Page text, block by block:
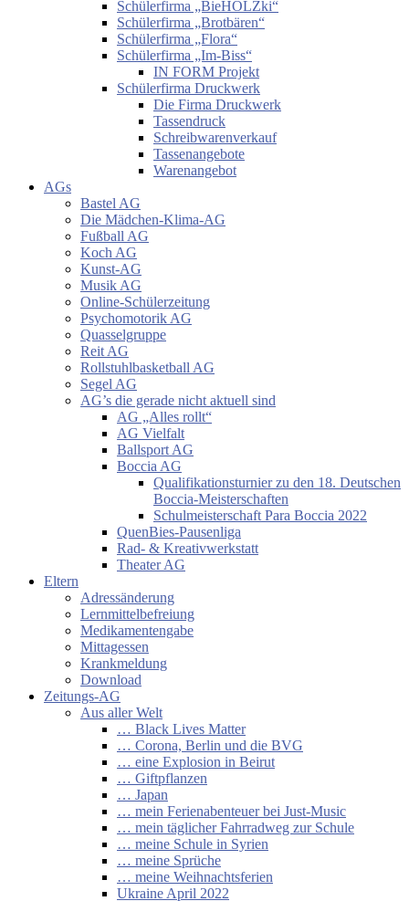
Schülerfirma „BieHOLZki“
Schülerfirma „Brotbären“
Schülerfirma „Flora“
Schülerfirma „Im-Biss“
IN FORM Projekt
Schülerfirma Druckwerk
Die Firma Druckwerk
Tassendruck
Schreibwarenverkauf
Tassenangebote
Warenangebot
AGs
Bastel AG
Die Mädchen-Klima-AG
Fußball AG
Koch AG
Kunst-AG
Musik AG
Online-Schülerzeitung
Psychomotorik AG
Quasselgruppe
Reit AG
Rollstuhlbasketball AG
Segel AG
AG’s die gerade nicht aktuell sind
AG „Alles rollt“
AG Vielfalt
Ballsport AG
Boccia AG
Qualifikationsturnier zu den 18. Deutschen
Boccia-Meisterschaften
Schulmeisterschaft Para Boccia 2022
QuenBies-Pausenliga
Rad- & Kreativwerkstatt
Theater AG
Eltern
Adressänderung
Lernmittelbefreiung
Medikamentengabe
Mittagessen
Krankmeldung
Download
Zeitungs-AG
Aus aller Welt
… Black Lives Matter
… Corona, Berlin und die BVG
… eine Explosion in Beirut
… Giftpflanzen
… Japan
… mein Ferienabenteuer bei Just-Music
… mein täglicher Fahrradweg zur Schule
… meine Schule in Syrien
… meine Sprüche
… meine Weihnachtsferien
Ukraine April 2022